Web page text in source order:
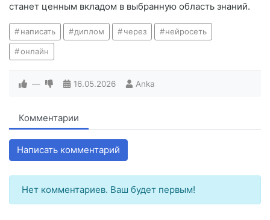
станет ценным вкладом в выбранную область знаний.
написать диплом через нейросеть
онлайн
— 16.05.2026 Anka
Комментарии
Написать комментарий
Нет комментариев. Ваш будет первым!